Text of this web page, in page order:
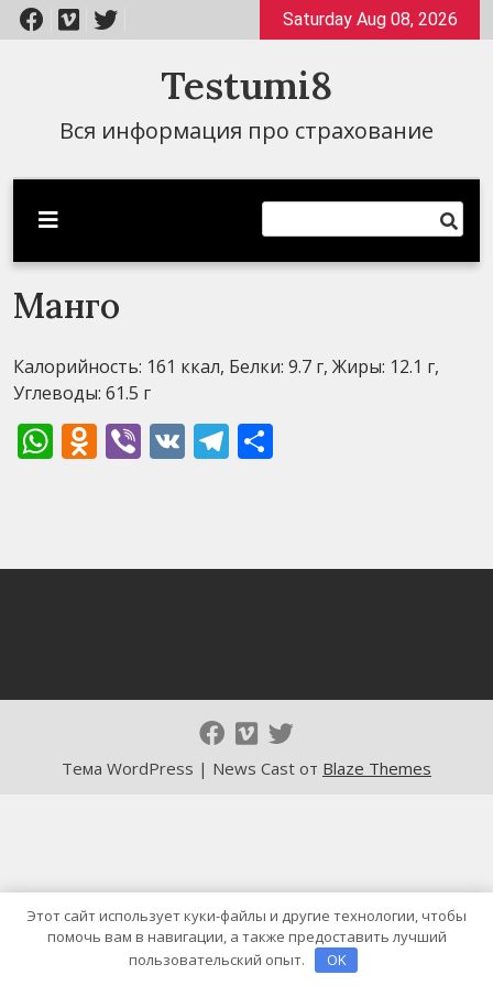
Перейти
к
Saturday Aug 08, 2026
Testumi8
Вся информация про страхование
Манго
Калорийность: 161 ккал, Белки: 9.7 г, Жиры: 12.1 г,
Углеводы: 61.5 г
WhatsApp
Odnoklassniki
Viber
VK Telegram
Тема WordPress | News Cast от Blaze Themes
Этот сайт использует куки-файлы и другие технологии, чтобы
помочь вам в навигации, а также предоставить лучший
пользовательский опыт.
OK